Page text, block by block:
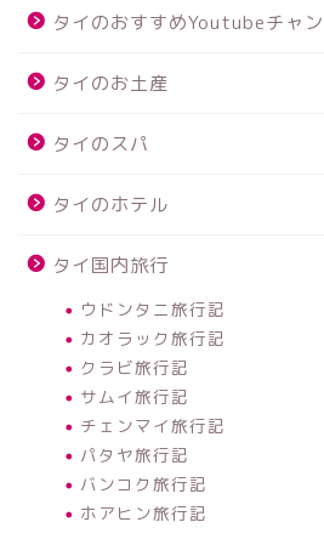
タイのおすすめYoutubeチャ
タイのお土産
タイのスパ
タイのホテル
タイ国内旅行
ウドンタニ旅行記
カオラック旅行記
クラビ旅行記
サムイ旅行記
チェンマイ旅行記
パタヤ旅行記
バンコク旅行記
ホアヒン旅行記